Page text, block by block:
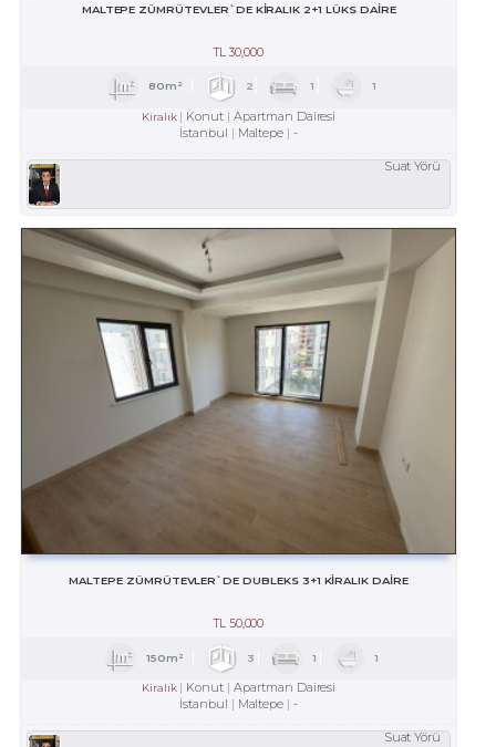
MALTEPE ZÜMRÜTEVLER`DE KİRALIK 2+1 LÜKS DAİRE
TL 30,000
80m² 2 1 1
Kiralık Konut
Apartman Dairesi
İstanbul
Maltepe -
Suat Yörü
MALTEPE ZÜMRÜTEVLER`DE DUBLEKS 3+1 KİRALIK DAİRE
TL50,000
150m² 3 1 1
Kiralık Konut
Apartman Dairesi
İstanbul
Maltepe -
Suat Yörü